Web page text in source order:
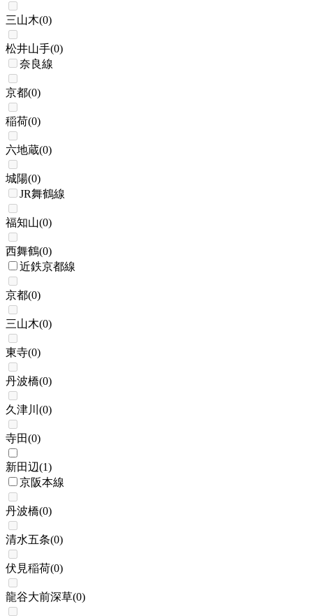
三山木(0)
松井山手(0)
奈良線
京都(0)
稲荷(0)
六地蔵(0)
城陽(0)
JR舞鶴線
福知山(0)
西舞鶴(0)
近鉄京都線
京都(0)
三山木(0)
東寺(0)
丹波橋(0)
久津川 (0)
寺田(0)
新田辺(1)
京阪本線
丹波橋(0)
清水五条(0)
伏見稲荷(0)
龍谷大前深草(0)